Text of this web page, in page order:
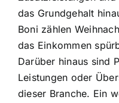
das Grundgehalt
Boni zählen
das Einkommen
Darüber hinaus sind
Leistungen oder
dieser Branche. Ein